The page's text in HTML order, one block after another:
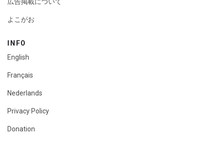
よこがお
INFO
English
Français
Nederlands
Privacy Policy
Donation